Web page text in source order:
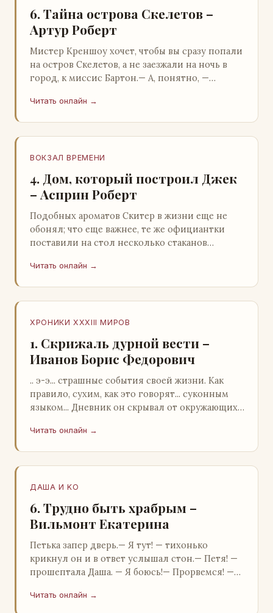
6. Тайна острова Скелетов –
Артур Роберт
Мистер Креншоу хочет, чтобы вы сразу попали
на остров Скелетов, а не заезжали на ночь в
город, к миссис Бартон.— А, понятно, —
«кризис»…
Читать онлайн →
ВОКЗАЛ ВРЕМЕНИ
4. Дом, который построил Джек
– Асприн Роберт
Подобных ароматов Скитер в жизни еще не
обонял; что еще важнее, те же официантки
поставили на стол несколько стаканов
Скитер опрокин…
Читать онлайн →
ХРОНИКИ XXXIII МИРОВ
1. Скрижаль дурной вести –
Иванов Борис Федорович
.. э-э... страшные события своей жизни. Как
правило, сухим, как это говорят... суконным
языком... Дневник он скрывал от окружающих.
Читать онлайн →
ДАША И KO
6. Трудно быть храбрым –
Вильмонт Екатерина
Петька запер дверь.— Я тут! — тихонько
крикнул он и в ответ услышал стон.— Петя! —
прошептала Даша. — Я боюсь!— Прорвемся! —
…
Читать онлайн →